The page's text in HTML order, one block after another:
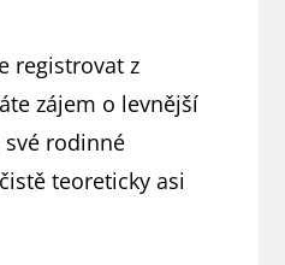
registrovat z
zájem o levnější
své rodinné
teoreticky asi